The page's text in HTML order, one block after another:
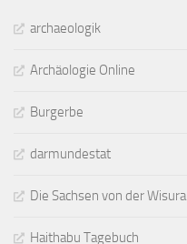
archaeologik
Archäologie Online
Burgerbe
darmundestat
Die Sachsen von der Wisura
Haithabu Tagebuch